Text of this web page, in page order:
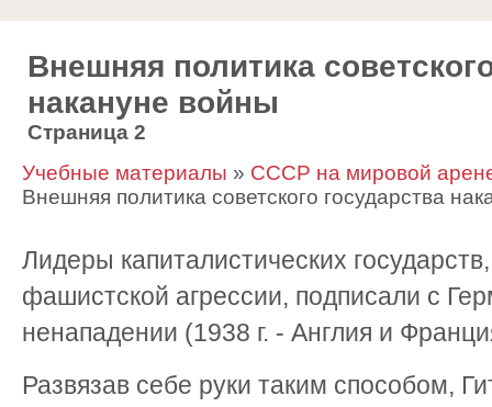
Внешняя политика
накануне войны
Страница 2
Учебные материалы » СССР на мировой
Внешняя политика советского государства
Лидеры капиталистических
фашистской агрессии, подписали с
ненападении (1938 г. - Англия и
Развязав себе руки таким способом,